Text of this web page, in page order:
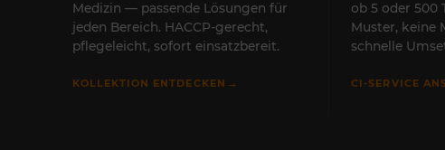
Medizin — passende Lösungen für
jeden Bereich. HACCP-gerecht,
pflegeleicht, sofort einsatzbereit.
KOLLEKTION ENTDECKEN →
ob 5 oder 500
Muster, keine
schnelle
CI-SERVICE